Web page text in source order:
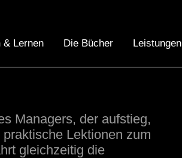
& Lernen Die Bücher Leistungen
Managers, der aufstieg,
Lektionen zum
gleichzeitig die